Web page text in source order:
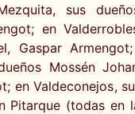
sus
en
Gaspar
Mossén
en Valdeconejos,
Pitarque (todas en